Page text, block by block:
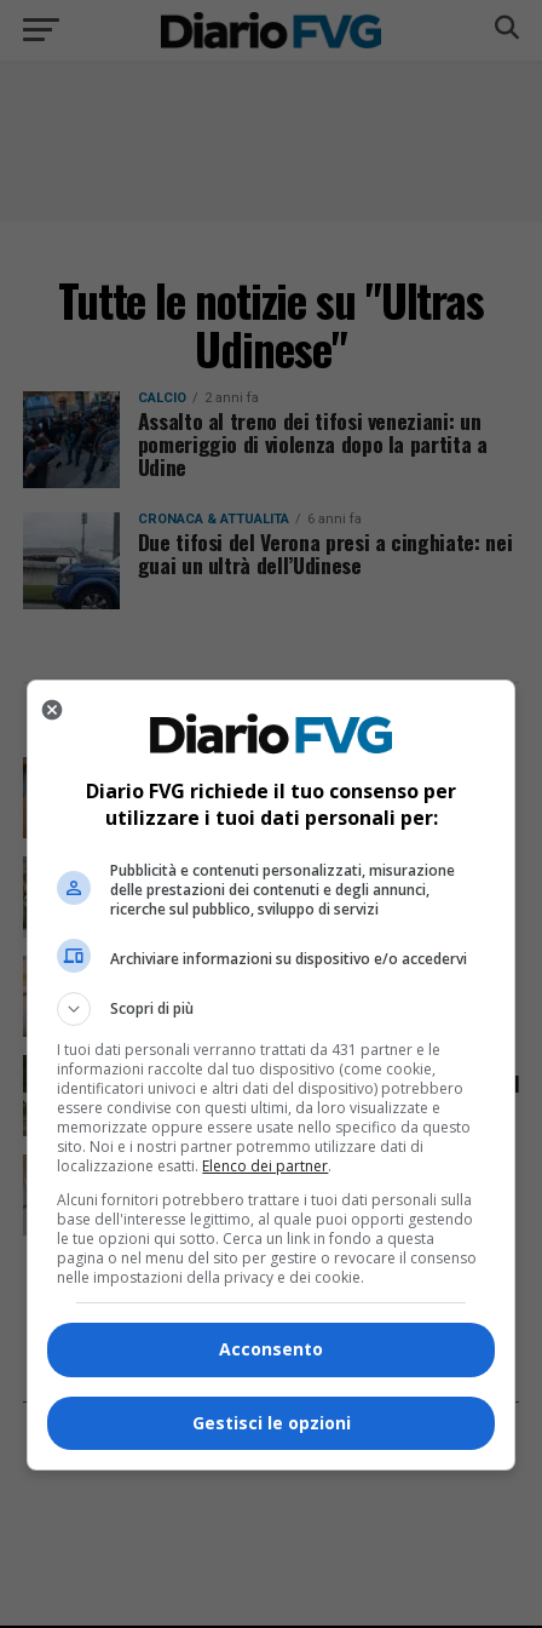
Tutte le notizie su "Ultras
Udinese"
CALCIO 2 anni fa
Assalto al treno dei tifosi veneziani: un
pomeriggio di violenza dopo la partita a
Udine
CRONACA & ATTUALITÀ 6 anni fa
Due tifosi del Verona presi a cinghiate: nei
guai un ultrà dell’Udinese
I PIÙ VISTI ULTIME NOTIZIE
Mostravano vacanze e vestiti firmati sui social:
dietro il lusso un traffico di droga da milioni
CRONACA & ATTUALITÀ 2 giorni fa
Acqua da usare con cautela nell’Udinese: ecco tutte
le frazioni sotto osservazione
CRONACA & ATTUALITÀ 3 giorni fa
folgorazione alle Ferriere Nord di Osoppo
ANIMALI 7 giorni fa
Gorizia-Budapest in carrozza, viaggio annullato per il
caldo: esplode la polemica sui cavalli
CRONACA & ATTUALITÀ 7 giorni fa
West Nile in Friuli-Venezia Giulia, primo caso: 70enne
ricoverato in terapia intensiva
Facebook
Diario FVG richiede il tuo consenso per
utilizzare i tuoi dati personali per:
Pubblicità e contenuti personalizzati, misurazione
delle prestazioni dei contenuti e degli annunci,
ricerche sul pubblico, sviluppo di servizi
Archiviare informazioni su dispositivo e/o accedervi
Scopri di più
I tuoi dati personali verranno trattati da 431 partner e le
informazioni raccolte dal tuo dispositivo (come cookie,
identificatori univoci e altri dati del dispositivo) potrebbero
essere condivise con questi ultimi, da loro visualizzate e
memorizzate oppure essere usate nello specifico da questo
sito. Noi e i nostri partner potremmo utilizzare dati di
localizzazione esatti. Elenco dei partner.
Alcuni fornitori potrebbero trattare i tuoi dati personali sulla
base dell'interesse legittimo, al quale puoi opporti gestendo
le tue opzioni qui sotto. Cerca un link in fondo a questa
pagina o nel menu del sito per gestire o revocare il consenso
nelle impostazioni della privacy e dei cookie.
Acconsento
Gestisci le opzioni